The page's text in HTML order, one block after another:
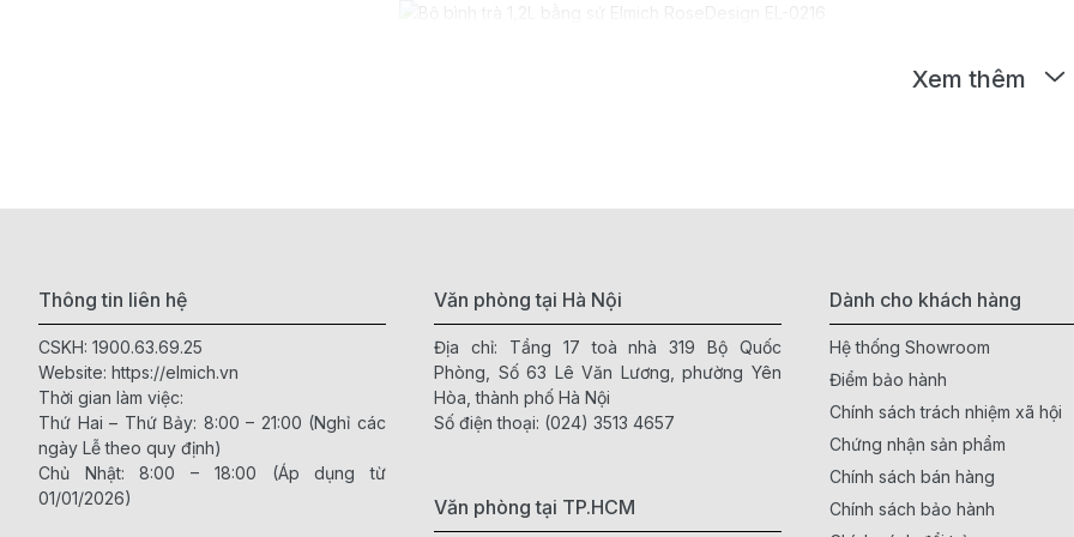
cách trang trí khác nhau. Các họa tiết trên sản phẩm được vẽ tay tỉ mỉ, tạo nên sự
Elmich cung cấp nhiều loại bát, đĩa và bình trà sứ với các kích thước và hình dáng
Sứ Elmich có bề mặt trơn láng, không bám bẩn, dễ dàng vệ sinh sau khi sử dụng.
phẩm bị trầy xước hay mất màu.
An toàn trong lò vi sóng và máy rửa bát
Các sản phẩm bát, đĩa và bình trà sứ Elmich đều an toàn khi sử dụng trong lò vi
việc nấu nướng và dọn dẹp.
Xem thêm
Thông tin liên hệ
CSKH: 1900.63.69.25
Website: https://elmich.vn
Thời gian làm việc:
Thứ Hai – Thứ Bảy: 8:00 – 21:00 (Nghỉ các
ngày Lễ theo quy định)
Chủ Nhật: 8:00 – 18:00 (Áp dụng từ
01/01/2026)
Văn phòng tại Hà Nội
Địa chỉ: Tầng 17 toà nhà 319 Bộ Quốc
Phòng, Số 63 Lê Văn Lương, phường Yên
Hòa, thành phố Hà Nội
Số điện thoại: (024) 3513 4657
Văn phòng tại TP.HCM
Dành cho khách hàng
Hệ thống Showroom
Điểm bảo hành
Chính sách trách nhiệm xã hội
Chứng nhận sản phẩm
Chính sách bán hàng
Chính sách bảo hành